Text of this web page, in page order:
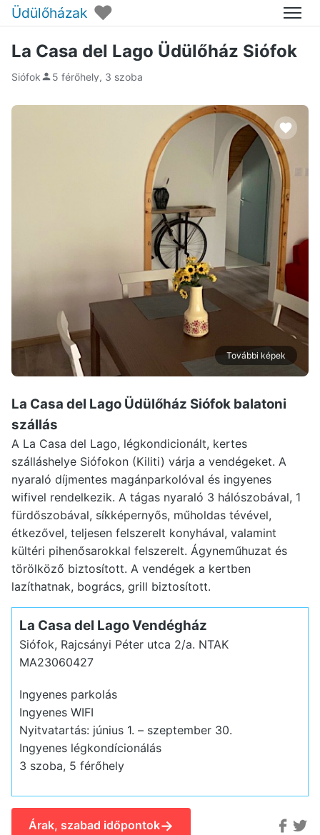
Üdülőházak ♥ Menü
La Casa del Lago Üdülőház Siófok
Siófok 5 férőhely, 3 szoba
További képek
La Casa del Lago Üdülőház Siófok balatoni
szállás
A La Casa del Lago, légkondicionált, kertes
szálláshelye Siófokon (Kiliti) várja a vendégeket. A
nyaraló díjmentes magánparkolóval és ingyenes
wifivel rendelkezik. A tágas nyaraló 3 hálószobával, 1
fürdőszobával, síkképernyős, műholdas tévével,
étkezővel, teljesen felszerelt konyhával, valamint
kültéri pihenősarokkal felszerelt. Ágyneműhuzat és
törölköző biztosított. A vendégek a kertben
lazíthatnak, bogrács, grill biztosított.
La Casa del Lago Vendégház
Siófok, Rajcsányi Péter utca 2/a. NTAK
MA23060427
Ingyenes parkolás
Ingyenes WIFI
Nyitvatartás: június 1. – szeptember 30.
Ingyenes légkondícionálás
3 szoba, 5 férőhely
Árak, szabad időpontok→